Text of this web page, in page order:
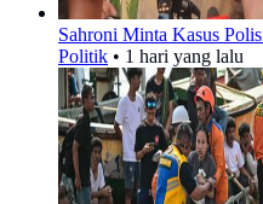
Sahroni Minta Kasus
Politik • 1 hari yang lalu